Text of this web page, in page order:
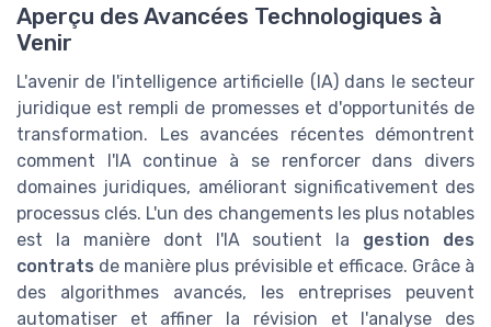
Aperçu des Avancées Technologiques à
Venir
L'avenir de l'intelligence artificielle (IA) dans le secteur
juridique est rempli de promesses et d'opportunités de
transformation. Les avancées récentes démontrent
comment l'IA continue à se renforcer dans divers
domaines juridiques, améliorant significativement des
processus clés. L'un des changements les plus notables
est la manière dont l'IA soutient la gestion des
contrats de manière plus prévisible et efficace. Grâce à
des algorithmes avancés, les entreprises peuvent
automatiser et affiner la révision et l'analyse des